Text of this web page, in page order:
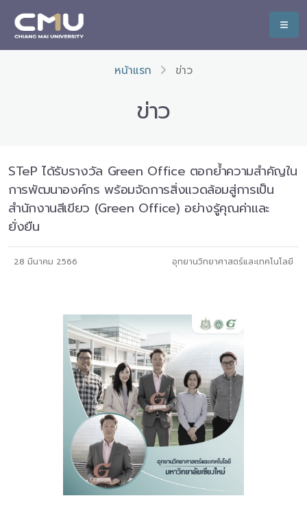
หน้าแรก ข่าว
ข่าว
STeP ได้รับรางวัล Green Office ตอกย้ำความสำคัญใน
การพัฒนาองค์กร พร้อมจัดการสิ่งแวดล้อมสู่การเป็น
สำนักงานสีเขียว (Green Office) อย่างรู้คุณค่าและ
ยั่งยืน
28 มีนาคม 2566 อุทยานวิทยาศาสตร์และเทคโนโลยี